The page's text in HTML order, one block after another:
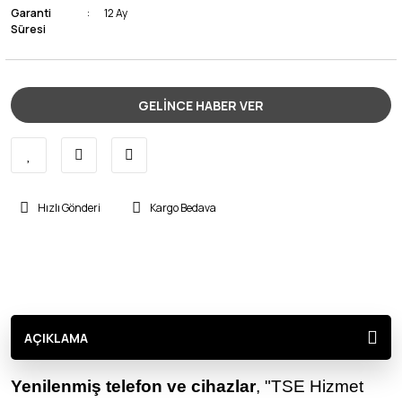
Garanti
Süresi
12 Ay
GELİNCE HABER VER
Hızlı Gönderi Kargo Bedava
AÇIKLAMA
Yenilenmiş telefon ve cihazlar, "TSE Hizmet